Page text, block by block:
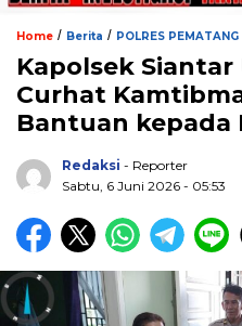
Home / Berita / POLRES
Kapolsek
Curhat
Bantuan
Redaksi - Reporter
Sabtu, 6 Juni 2026 - 05:53